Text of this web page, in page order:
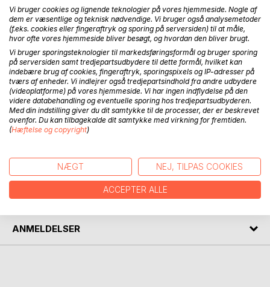
BESKRIVELSE
For mange mennesker er det nærmest forbudt at tvivle når
man tror. Men med denne bog vil Henrik Kostow gøre op
med den opfattelse, at tro og tvivl ikke hører sammen.
Den velsignede tvivl tager udgangspunkt i Henrik Kostows
eget liv og giver praktiske anvisninger til, hvordan vi
forholder os til vores tros tvivl.
FORFATTER
PRESSEN SKRIVER
ANMELDELSER
Vi bruger cookies og lignende teknologier på vores hjemmeside. Nogle af
dem er væsentlige og teknisk nødvendige. Vi bruger også analysemetoder
(f.eks. cookies eller fingeraftryk og sporing på serversiden) til at måle,
hvor ofte vores hjemmeside bliver besøgt, og hvordan den bliver brugt.
Vi bruger sporingsteknologier til markedsføringsformål og bruger sporing
på serversiden samt tredjepartsudbydere til dette formål, hvilket kan
indebære brug af cookies, fingeraftryk, sporingspixels og IP-adresser på
tværs af enheder. Vi indlejrer også tredjepartsindhold fra andre udbydere
(videoplatforme) på vores hjemmeside. Vi har ingen indflydelse på den
videre databehandling og eventuelle sporing hos tredjepartsudbyderen.
Med din indstilling giver du dit samtykke til de processer, der er beskrevet
ovenfor. Du kan tilbagekalde dit samtykke med virkning for fremtiden.
(Hæftelse og copyright)
NÆGT NEJ, TILPAS COOKIES
ACCEPTER ALLE